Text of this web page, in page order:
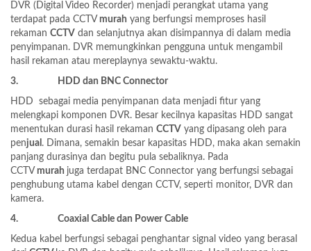
DVR ( Digital Video Recorder) menjadi perangkat utama yang
terdapat pada CCTV murah yang berfungsi memproses hasil
rekaman CCTV dan selanjutnya akan disimpannya di dalam media
penyimpanan. DVR memungkinkan pengguna untuk mengambil
hasil rekaman atau mereplaynya sewaktu-waktu.
3. HDD dan BNC Connector
H DD sebagai media penyimpanan data menjadi fitur yang
melengkapi komponen DVR. Besar kecilnya kapasitas HDD sangat
menentukan durasi hasil rekaman CCTV yang dipasang oleh para
penjual . Dimana, semakin besar kapasitas HDD, maka akan semakin
panjang durasinya dan begitu pula sebaliknya. Pada
CCTV murah juga terdapat BNC Connector yang berfungsi sebagai
penghubung utama kabel dengan CCTV, seperti monitor, DVR dan
kamera.
4. Coaxial Cable dan Power Cable
Kedua kabel berfungsi sebagai penghantar signal video yang berasal